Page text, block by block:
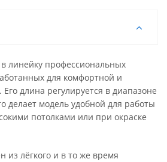
в линейку профессиональных
для комфортной и
длина регулируется в диапазоне
делает модель удобной для работы
потолками или при окраске
из лёгкого и в то же время